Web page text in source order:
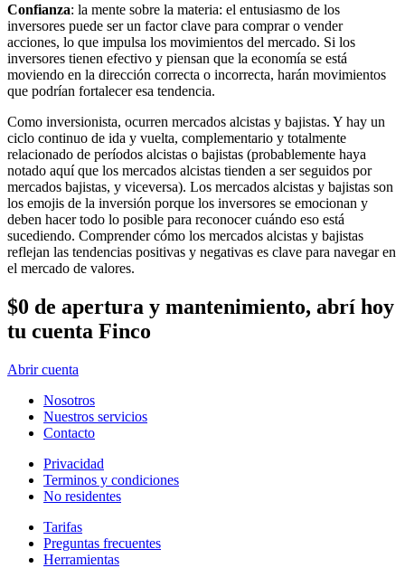
Confianza: la mente sobre la materia: el entusiasmo de los
inversores puede ser un factor clave para comprar o vender
acciones, lo que impulsa los movimientos del mercado. Si los
inversores tienen efectivo y piensan que la economía se está
moviendo en la dirección correcta o incorrecta, harán movimientos
que podrían fortalecer esa tendencia.
Como inversionista, ocurren mercados alcistas y bajistas. Y hay un
ciclo continuo de ida y vuelta, complementario y totalmente
relacionado de períodos alcistas o bajistas (probablemente haya
notado aquí que los mercados alcistas tienden a ser seguidos por
mercados bajistas, y viceversa). Los mercados alcistas y bajistas son
los emojis de la inversión porque los inversores se emocionan y
deben hacer todo lo posible para reconocer cuándo eso está
sucediendo. Comprender cómo los mercados alcistas y bajistas
reflejan las tendencias positivas y negativas es clave para navegar en
el mercado de valores.
$0 de apertura y mantenimiento, abrí hoy
tu cuenta Finco
Abrir cuenta
Nosotros
Nuestros servicios
Contacto
Privacidad
Terminos y condiciones
No residentes
Tarifas
Preguntas frecuentes
Herramientas